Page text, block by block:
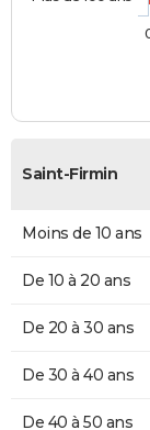
Saint-Firmin
Moins de 10 ans
De 10 à 20 ans
De 20 à 30 ans
De 30 à 40 ans
De 40 à 50 ans